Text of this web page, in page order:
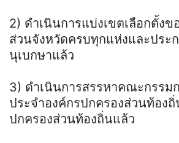
2) ดำเนินการแบ่งเขตเลือกตั้งข
ส่วนจังหวัดครบทุกแห่งและประ
นุเบกษาแล้ว
3) ดำเนินการสรรหาคณะกรรม
ประจำองค์กรปกครองส่วนท้อง
ปกครองส่วนท้องถิ่นแล้ว